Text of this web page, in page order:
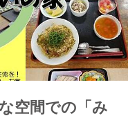
空間での「み